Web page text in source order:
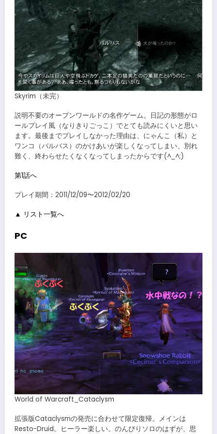
Skyrim（未完）
説明不要のオープンワールドの名作ゲーム。日記の形態がロ
ールプレイ風（なりきりごっこ）でとても読みにくいと思い
ます。最後までプレイしなかった理由は、にゃんこ（私）と
ワンコ（バルバス）のかけあいが楽しくなってしまい、別れ
難く、終わらせたくなくなってしまったからです(^_^;)
第1話へ
プレイ期間：2011/12/09〜2012/02/20
▲ リスト一覧へ
PC
World of Warcraft_Cataclysm
拡張版Cataclysmの発売に合わせて限定復帰。メインは
Resto-Druid。ヒーラー楽しい。のんびりソロのはずが、思